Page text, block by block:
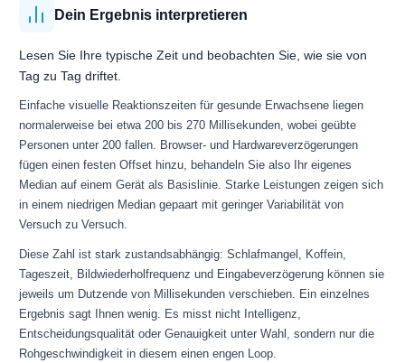
Dein Ergebnis interpretieren
Lesen Sie Ihre typische Zeit und beobachten Sie, wie sie von
Tag zu Tag driftet.
Einfache visuelle Reaktionszeiten für gesunde Erwachsene liegen
normalerweise bei etwa 200 bis 270 Millisekunden, wobei geübte
Personen unter 200 fallen. Browser- und Hardwareverzögerungen
fügen einen festen Offset hinzu, behandeln Sie also Ihr eigenes
Median auf einem Gerät als Basislinie. Starke Leistungen zeigen sich
in einem niedrigen Median gepaart mit geringer Variabilität von
Versuch zu Versuch.
Diese Zahl ist stark zustandsabhängig: Schlafmangel, Koffein,
Tageszeit, Bildwiederholfrequenz und Eingabeverzögerung können sie
jeweils um Dutzende von Millisekunden verschieben. Ein einzelnes
Ergebnis sagt Ihnen wenig. Es misst nicht Intelligenz,
Entscheidungsqualität oder Genauigkeit unter Wahl, sondern nur die
Rohgeschwindigkeit in diesem einen engen Loop.